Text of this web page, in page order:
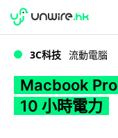
WWDC 2026
3C科技 流動電腦
Macbook Pro
10 小時電力